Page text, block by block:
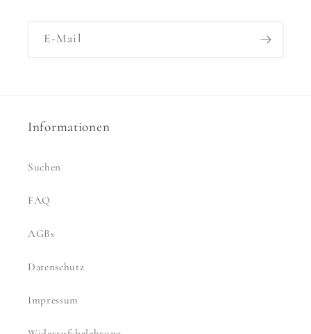
E-Mail
Informationen
Suchen
FAQ
AGBs
Datenschutz
Impressum